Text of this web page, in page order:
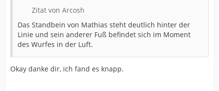
Zitat von Arcosh
Das Standbein von Mathias steht deutlich hinter der
Linie und sein anderer Fuß befindet sich im Moment
des Wurfes in der Luft.
Okay danke dir, ich fand es knapp.